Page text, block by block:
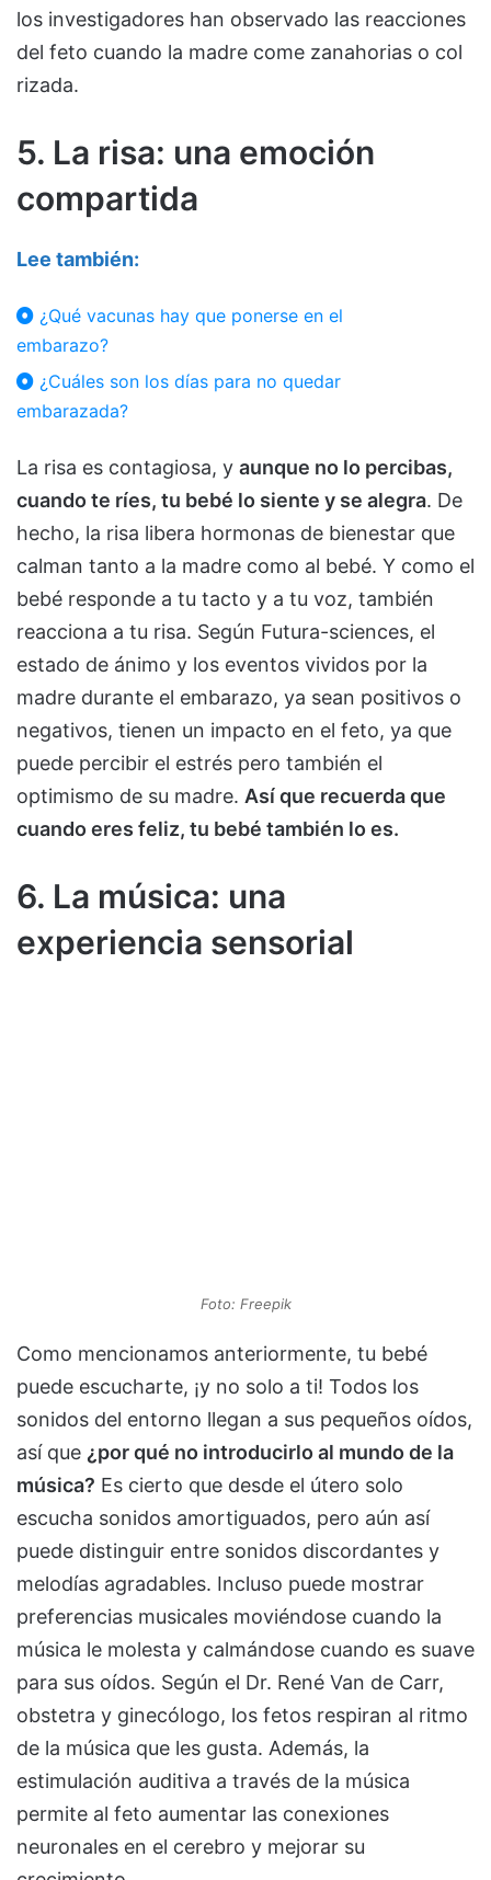
los investigadores han observado las reacciones
del feto cuando la madre come zanahorias o col
rizada.
5. La risa: una emoción
compartida
Lee también:
¿Qué vacunas hay que ponerse en el
embarazo?
¿Cuáles son los días para no quedar
embarazada?
La risa es contagiosa, y aunque no lo percibas,
cuando te ríes, tu bebé lo siente y se alegra. De
hecho, la risa libera hormonas de bienestar que
calman tanto a la madre como al bebé. Y como el
bebé responde a tu tacto y a tu voz, también
reacciona a tu risa. Según Futura-sciences, el
estado de ánimo y los eventos vividos por la
madre durante el embarazo, ya sean positivos o
negativos, tienen un impacto en el feto, ya que
puede percibir el estrés pero también el
optimismo de su madre. Así que recuerda que
cuando eres feliz, tu bebé también lo es.
6. La música: una
experiencia sensorial
Foto: Freepik
Como mencionamos anteriormente, tu bebé
puede escucharte, ¡y no solo a ti! Todos los
sonidos del entorno llegan a sus pequeños oídos,
así que ¿por qué no introducirlo al mundo de la
música? Es cierto que desde el útero solo
escucha sonidos amortiguados, pero aún así
puede distinguir entre sonidos discordantes y
melodías agradables. Incluso puede mostrar
preferencias musicales moviéndose cuando la
música le molesta y calmándose cuando es suave
para sus oídos. Según el Dr. René Van de Carr,
obstetra y ginecólogo, los fetos respiran al ritmo
de la música que les gusta. Además, la
estimulación auditiva a través de la música
permite al feto aumentar las conexiones
neuronales en el cerebro y mejorar su